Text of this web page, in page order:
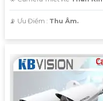
[Đơn vị cung cấp]
Hy vọng mẫu tư vấn trên
Chuyên Nghiệp cho dự án
thông tin hay sự điều
trình biết để Từng công
️📡 Ưu Điểm : Thu Âm.